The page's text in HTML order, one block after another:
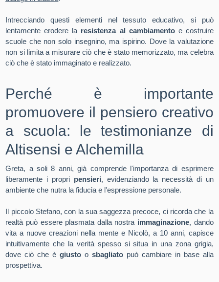
Intrecciando questi elementi nel tessuto educativo, si può
lentamente erodere la resistenza al cambiamentoe costruire
scuole che non solo insegnino, ma ispirino. Dove la valutazione
non si limita a misurare ciò che è stato memorizzato, ma celebra
ciò che è stato immaginato e realizzato.
Perché è importante
promuovere il pensiero creativo
a scuola: le testimonianze di
Altisensi e Alchemilla
Greta, a soli 8 anni, già comprende l'importanza di esprimere
liberamente i propri pensieri, evidenziando la necessità di un
ambiente che nutra la fiducia e l'espressione personale.
Il piccolo Stefano, con la sua saggezza precoce, ci ricorda che la
realtà può essere plasmata dalla nostra immaginazione, dando
vita a nuove creazioni nella mente e Nicolò, a 10 anni, capisce
intuitivamente che la verità spesso si situa in una zona grigia,
dove ciò che ègiusto o sbagliato può cambiare in base alla
prospettiva.